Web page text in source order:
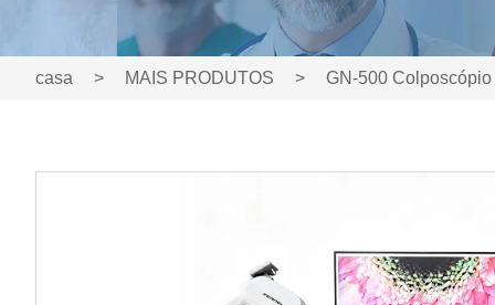
casa > MAIS PRODUTOS > GN-500